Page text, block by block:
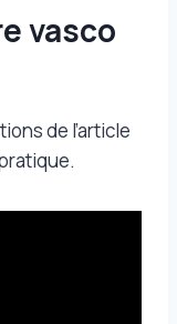
vasco
de l’article